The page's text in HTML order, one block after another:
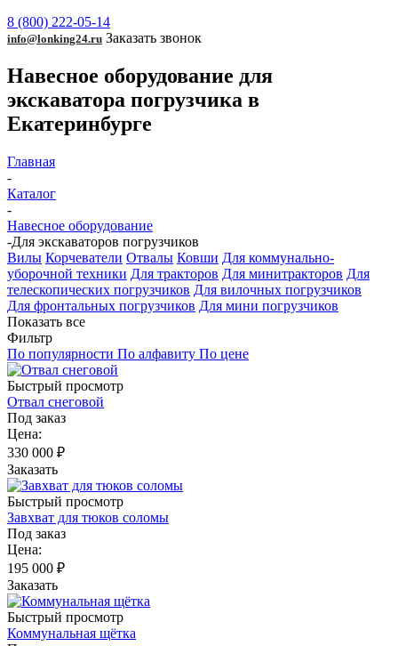
8 (800) 222-05-14
info@lonking24.ru Заказать звонок
Навесное оборудование для
экскаватора погрузчика в
Екатеринбурге
Главная
-
Каталог
-
Навесное оборудование
-Для экскаваторов погрузчиков
Вилы Корчеватели Отвалы Ковши Для коммунально-
уборочной техники Для тракторов Для минитракторов Для
телескопических погрузчиков Для вилочных погрузчиков
Для фронтальных погрузчиков Для мини погрузчиков
Показать все
Фильтр
По популярности По алфавиту По цене
Быстрый просмотр
Отвал снеговой
Под заказ
Цена:
330 000 ₽
Заказать
Быстрый просмотр
Завхват для тюков соломы
Под заказ
Цена:
195 000 ₽
Заказать
Быстрый просмотр
Коммунальная щётка